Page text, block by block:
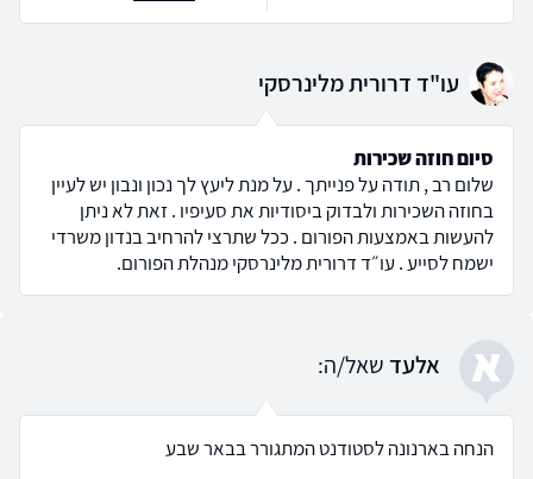
עו"ד דרורית מלינרסקי
סיום חוזה שכירות
שלום רב , תודה על פנייתך . על מנת ליעץ לך נכון ונבון יש לעיין
בחוזה השכירות ולבדוק ביסודיות את סעיפיו . זאת לא ניתן
להעשות באמצעות הפורום . ככל שתרצי להרחיב בנדון משרדי
ישמח לסייע . עו״ד דרורית מלינרסקי מנהלת הפורום.
א אלעד שאל/ה:
הנחה בארנונה לסטודנט המתגורר בבאר שבע